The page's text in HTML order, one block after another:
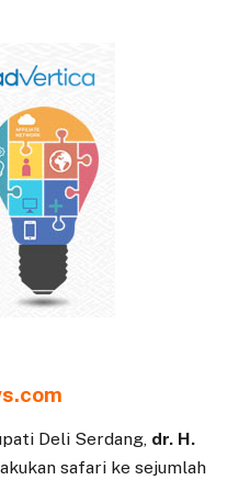
Deli Serdang, dr. H.
safari ke sejumlah